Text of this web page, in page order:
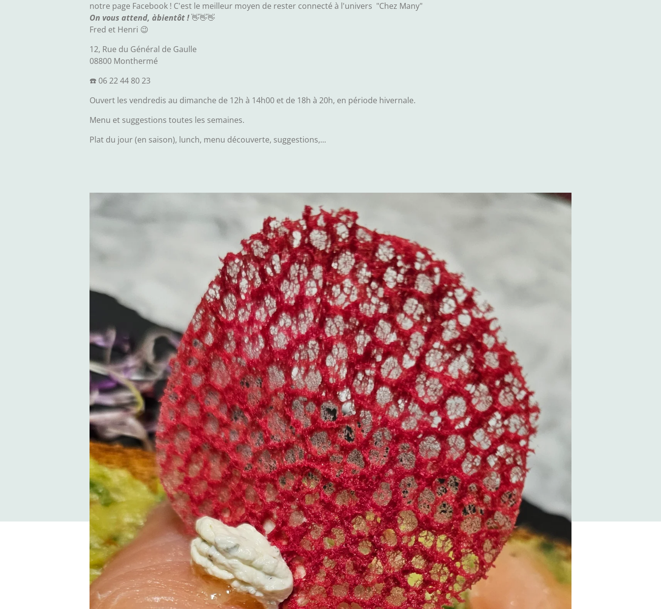
notre page Facebook ! C'est le meilleur moyen de rester connecté à l'univers "Chez Many"
On vous attend, àbientôt !👋👋👋
Fred et Henri 😉
12, Rue du Général de Gaulle
08800 Monthermé
☎️ 06 22 44 80 23
Ouvert les vendredis au dimanche de 12h à 14h00 et de 18h à 20h, en période hivernale.
Menu et suggestions toutes les semaines.
Plat du jour (en saison), lunch, menu découverte, suggestions,...